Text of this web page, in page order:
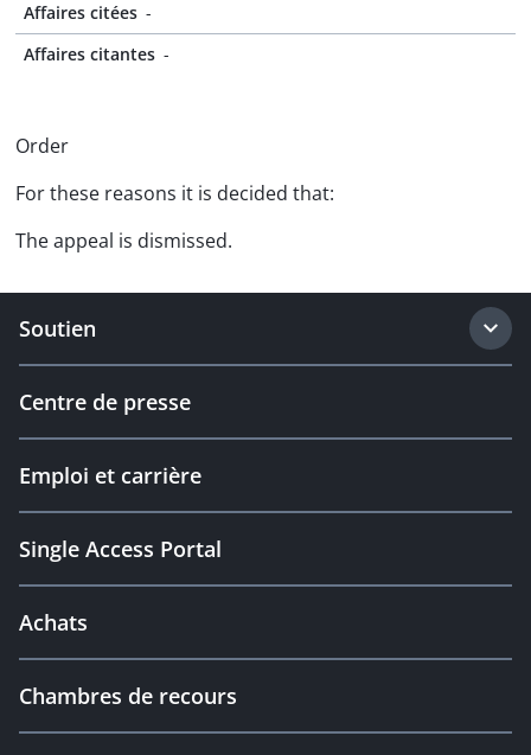
Affaires citées -
Affaires citantes -
Order
For these reasons it is decided that:
The appeal is dismissed.
Soutien
Centre de presse
Emploi et carrière
Single Access Portal
Achats
Chambres de recours